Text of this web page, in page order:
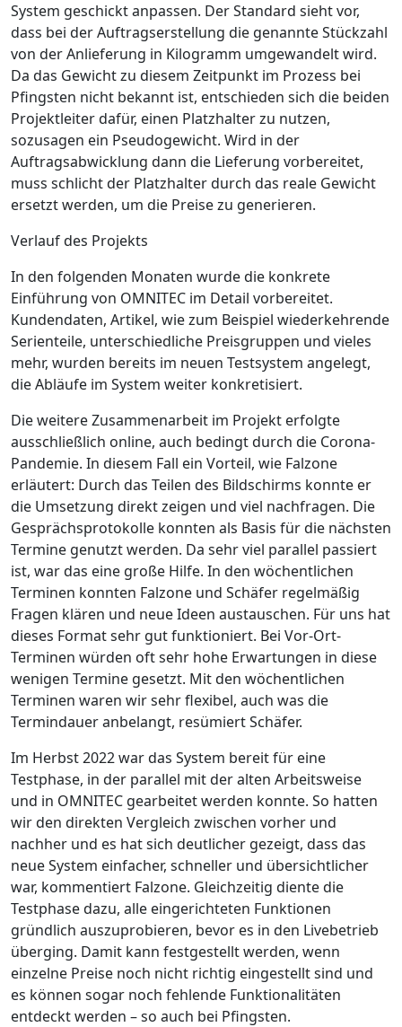
System geschickt anpassen. Der Standard sieht vor,
dass bei der Auftragserstellung die genannte Stückzahl
von der Anlieferung in Kilogramm umgewandelt wird.
Da das Gewicht zu diesem Zeitpunkt im Prozess bei
Pfingsten nicht bekannt ist, entschieden sich die beiden
Projektleiter dafür, einen Platzhalter zu nutzen,
sozusagen ein Pseudogewicht. Wird in der
Auftragsabwicklung dann die Lieferung vorbereitet,
muss schlicht der Platzhalter durch das reale Gewicht
ersetzt werden, um die Preise zu generieren.
Verlauf des Projekts
In den folgenden Monaten wurde die konkrete
Einführung von OMNITEC im Detail vorbereitet.
Kundendaten, Artikel, wie zum Beispiel wiederkehrende
Serienteile, unterschiedliche Preisgruppen und vieles
mehr, wurden bereits im neuen Testsystem angelegt,
die Abläufe im System weiter konkretisiert.
Die weitere Zusammenarbeit im Projekt erfolgte
ausschließlich online, auch bedingt durch die Corona-
Pandemie. In diesem Fall ein Vorteil, wie Falzone
erläutert: Durch das Teilen des Bildschirms konnte er
die Umsetzung direkt zeigen und viel nachfragen. Die
Gesprächsprotokolle konnten als Basis für die nächsten
Termine genutzt werden. Da sehr viel parallel passiert
ist, war das eine große Hilfe. In den wöchentlichen
Terminen konnten Falzone und Schäfer regelmäßig
Fragen klären und neue Ideen austauschen. Für uns hat
dieses Format sehr gut funktioniert. Bei Vor-Ort-
Terminen würden oft sehr hohe Erwartungen in diese
wenigen Termine gesetzt. Mit den wöchentlichen
Terminen waren wir sehr flexibel, auch was die
Termindauer anbelangt, resümiert Schäfer.
Im Herbst 2022 war das System bereit für eine
Testphase, in der parallel mit der alten Arbeitsweise
und in OMNITEC gearbeitet werden konnte. So hatten
wir den direkten Vergleich zwischen vorher und
nachher und es hat sich deutlicher gezeigt, dass das
neue System einfacher, schneller und übersichtlicher
war, kommentiert Falzone. Gleichzeitig diente die
Testphase dazu, alle eingerichteten Funktionen
gründlich auszuprobieren, bevor es in den Livebetrieb
überging. Damit kann festgestellt werden, wenn
einzelne Preise noch nicht richtig eingestellt sind und
es können sogar noch fehlende Funktionalitäten
entdeckt werden – so auch bei Pfingsten.